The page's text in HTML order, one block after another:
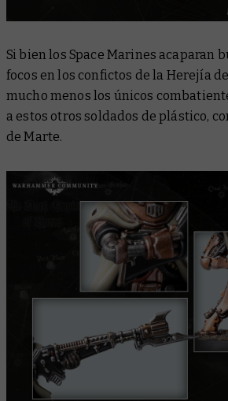
Si bien los Space Marines acaparan
focos en los confictos de la Herejía
mucho menos los únicos
a estos otros soldados de plástico,
de Marte.